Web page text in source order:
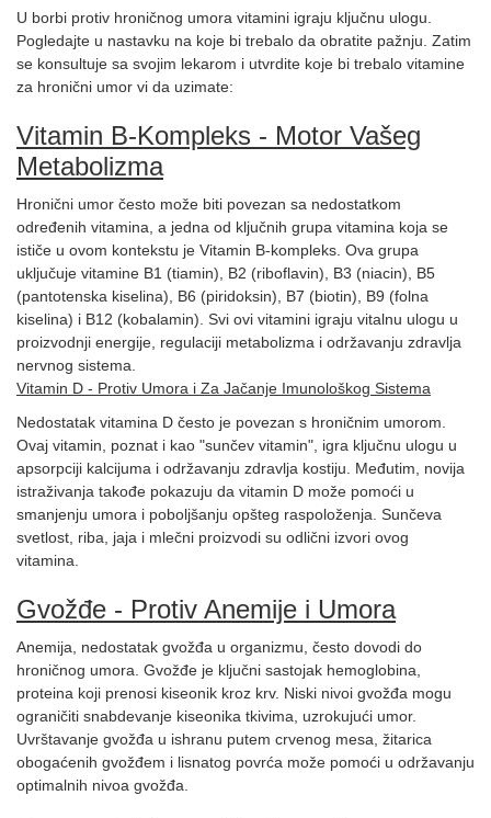
U borbi protiv hroničnog umora vitamini igraju ključnu ulogu.
Pogledajte u nastavku na koje bi trebalo da obratite pažnju. Zatim
se konsultuje sa svojim lekarom i utvrdite koje bi trebalo vitamine
za hronični umor vi da uzimate:
Vitamin B-Kompleks - Motor Vašeg
Metabolizma
Hronični umor često može biti povezan sa nedostatkom
određenih vitamina, a jedna od ključnih grupa vitamina koja se
ističe u ovom kontekstu je Vitamin B-kompleks. Ova grupa
uključuje vitamine B1 (tiamin), B2 (riboflavin), B3 (niacin), B5
(pantotenska kiselina), B6 (piridoksin), B7 (biotin), B9 (folna
kiselina) i B12 (kobalamin). Svi ovi vitamini igraju vitalnu ulogu u
proizvodnji energije, regulaciji metabolizma i održavanju zdravlja
nervnog sistema.
Vitamin D - Protiv Umora i Za Jačanje Imunološkog Sistema
Nedostatak vitamina D često je povezan s hroničnim umorom.
Ovaj vitamin, poznat i kao "sunčev vitamin", igra ključnu ulogu u
apsorpciji kalcijuma i održavanju zdravlja kostiju. Međutim, novija
istraživanja takođe pokazuju da vitamin D može pomoći u
smanjenju umora i poboljšanju opšteg raspoloženja. Sunčeva
svetlost, riba, jaja i mlečni proizvodi su odlični izvori ovog
vitamina.
Gvožđe - Protiv Anemije i Umora
Anemija, nedostatak gvožđa u organizmu, često dovodi do
hroničnog umora. Gvožđe je ključni sastojak hemoglobina,
proteina koji prenosi kiseonik kroz krv. Niski nivoi gvožđa mogu
ograničiti snabdevanje kiseonika tkivima, uzrokujući umor.
Uvrštavanje gvožđa u ishranu putem crvenog mesa, žitarica
obogaćenih gvožđem i lisnatog povrća može pomoći u održavanju
optimalnih nivoa gvožđa.